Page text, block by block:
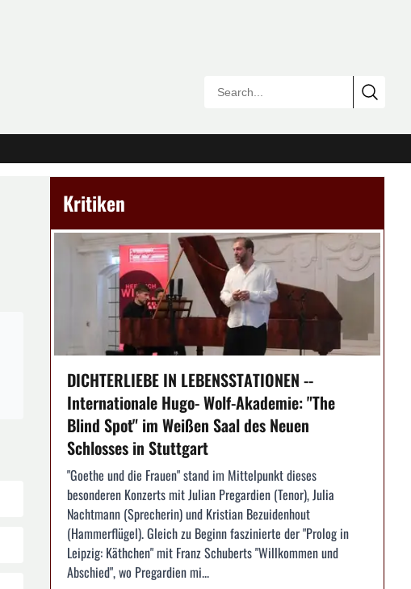
Kritiken
DICHTERLIEBE IN LEBENSSTATIONEN --
Internationale Hugo- Wolf-Akademie: "The
Blind Spot" im Weißen Saal des Neuen
Schlosses in Stuttgart
"Goethe und die Frauen" stand im Mittelpunkt dieses
besonderen Konzerts mit Julian Pregardien (Tenor), Julia
Nachtmann (Sprecherin) und Kristian Bezuidenhout
(Hammerflügel). Gleich zu Beginn faszinierte der "Prolog in
Leipzig: Käthchen" mit Franz Schuberts "Willkommen und
Abschied", wo Pregardien mi...